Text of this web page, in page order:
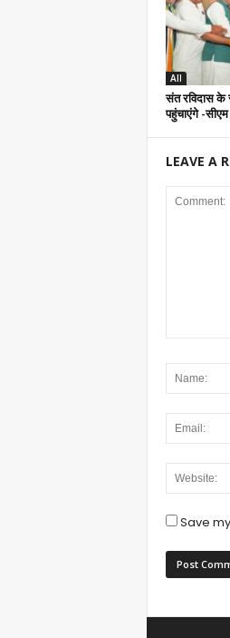
All
संत रविदास के
पहुंचाएंगे -सीएम
LEAVE A
Save